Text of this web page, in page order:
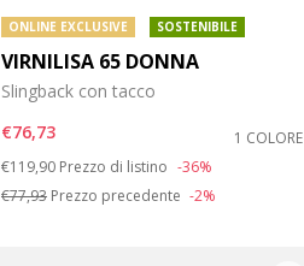
ONLINE EXCLUSIVE SOSTENIBILE
VIRNILISA 65 DONNA
Slingback con tacco
€76,73
1 COLORE
Price reduced from
€119,90 to
Prezzo di listino -36%
€77,93Prezzo precedente -2%